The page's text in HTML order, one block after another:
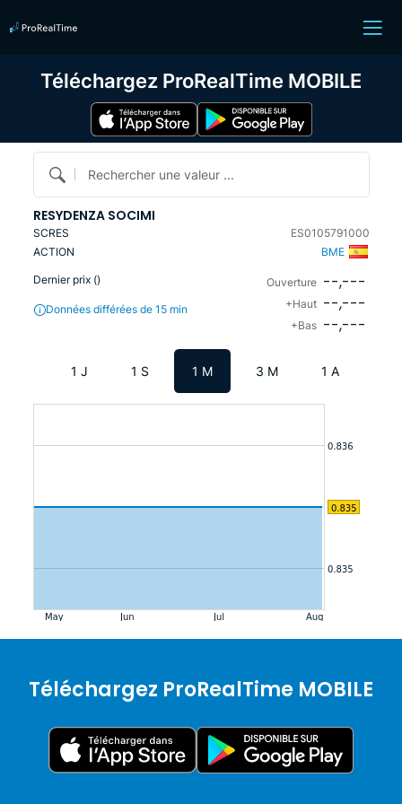
Rechercher une valeur ...
RESYDENZA SOCIMI
SCRES
ES0105791000
ACTION
BME
Dernier prix ()
Données différées de 15 min
Ouverture --,---
+Haut --,---
+Bas --,---
1 J 1 S 1 M 3 M 1 A
Téléchargez ProRealTime MOBILE
Téléchargez ProRealTime MOBILE